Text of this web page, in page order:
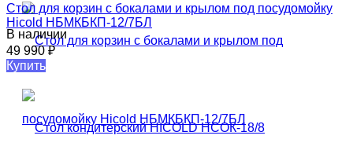
Стол для корзин с бокалами и крылом под посудомойку
Hicold НБМКБКП-12/7БЛ
В наличии
49 990₽
Купить